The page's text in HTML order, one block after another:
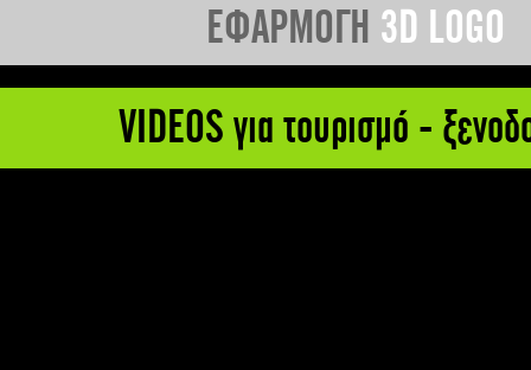
ΕΦΑΡΜΟΓΗ 3D LOGO
VIDEOS για τουρισμό -